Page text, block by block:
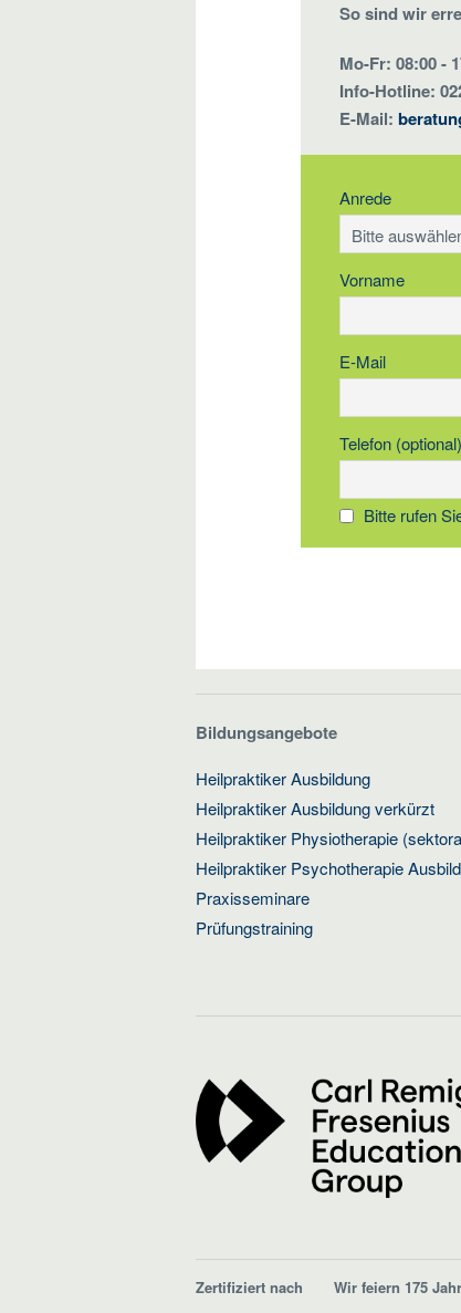
So sind wir
Mo-Fr: 08:00 -
Info-Hotline:
E-Mail:
Anrede
Vorname
E-Mail
Telefon (optional)
Bitte rufen
Bildungsangebote
Heilpraktiker Ausbildung
Heilpraktiker Ausbildung verkürzt
Heilpraktiker Physiotherapie
Heilpraktiker Psychotherapie
Praxisseminare
Prüfungstraining
Zertifiziert nach Wir feiern 175